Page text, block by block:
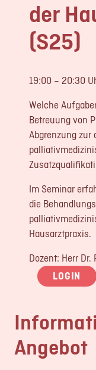
LOGIN
Impressum
Datenschutz
der
(S25)
19:00 – 20:30
Welche
Betreuung von
Abgrenzung
Im Seminar
die
Hausarztpraxis.
Dozent: Herr Dr.
LOGIN
Angebot